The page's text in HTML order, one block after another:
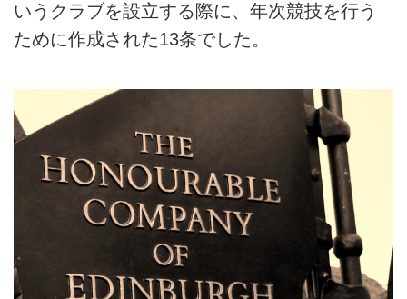
いうクラブを設立する際に、年次競技を行う
ために作成された13条でした。